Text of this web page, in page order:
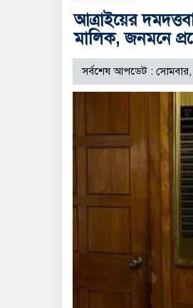
আত্রাইয়ের
মালিক, জনমনে
সর্বশেষ আপডেট :